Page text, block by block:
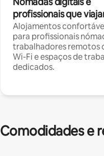
profissionais que
Alojamentos
para profissionais
trabalhadores remotos
Wi-Fi e espaços de
dedicados.
Comodidades e